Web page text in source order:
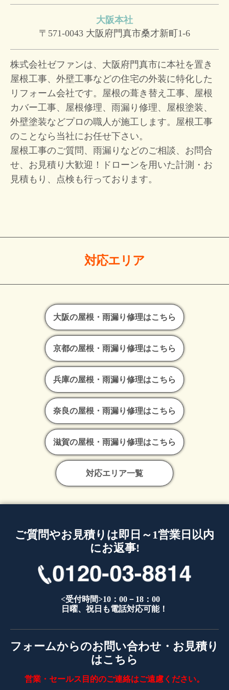
大阪本社
〒571-0043 大阪府門真市桑才新町1-6
株式会社ゼファンは、大阪府門真市に本社を置き
屋根工事、外壁工事などの住宅の外装に特化した
リフォーム会社です。屋根の葺き替え工事、屋根
カバー工事、屋根修理、雨漏り修理、屋根塗装、
外壁塗装などプロの職人が施工します。屋根工事
のことなら当社にお任せ下さい。
屋根工事のご質問、雨漏りなどのご相談、お問合
せ、お見積り大歓迎！
ドローンを用いた計測・お
見積もり、点検も行っております。
対応エリア
大阪の屋根・雨漏り修理はこちら
京都の屋根・雨漏り修理はこちら
兵庫の屋根・雨漏り修理はこちら
奈良の屋根・雨漏り修理はこちら
滋賀の屋根・雨漏り修理はこちら
対応エリア一覧
ご質問やお見積りは即日～1営業日以内
にお返事!
<受付時間>10：00－18：00
日曜、祝日も電話対応可能！
フォームからのお問い合わせ・お見積り
はこちら
営業・セールス目的のご連絡はご遠慮ください。